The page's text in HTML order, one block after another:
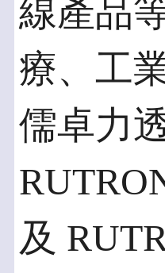
線產品
療、工
儒卓力
及